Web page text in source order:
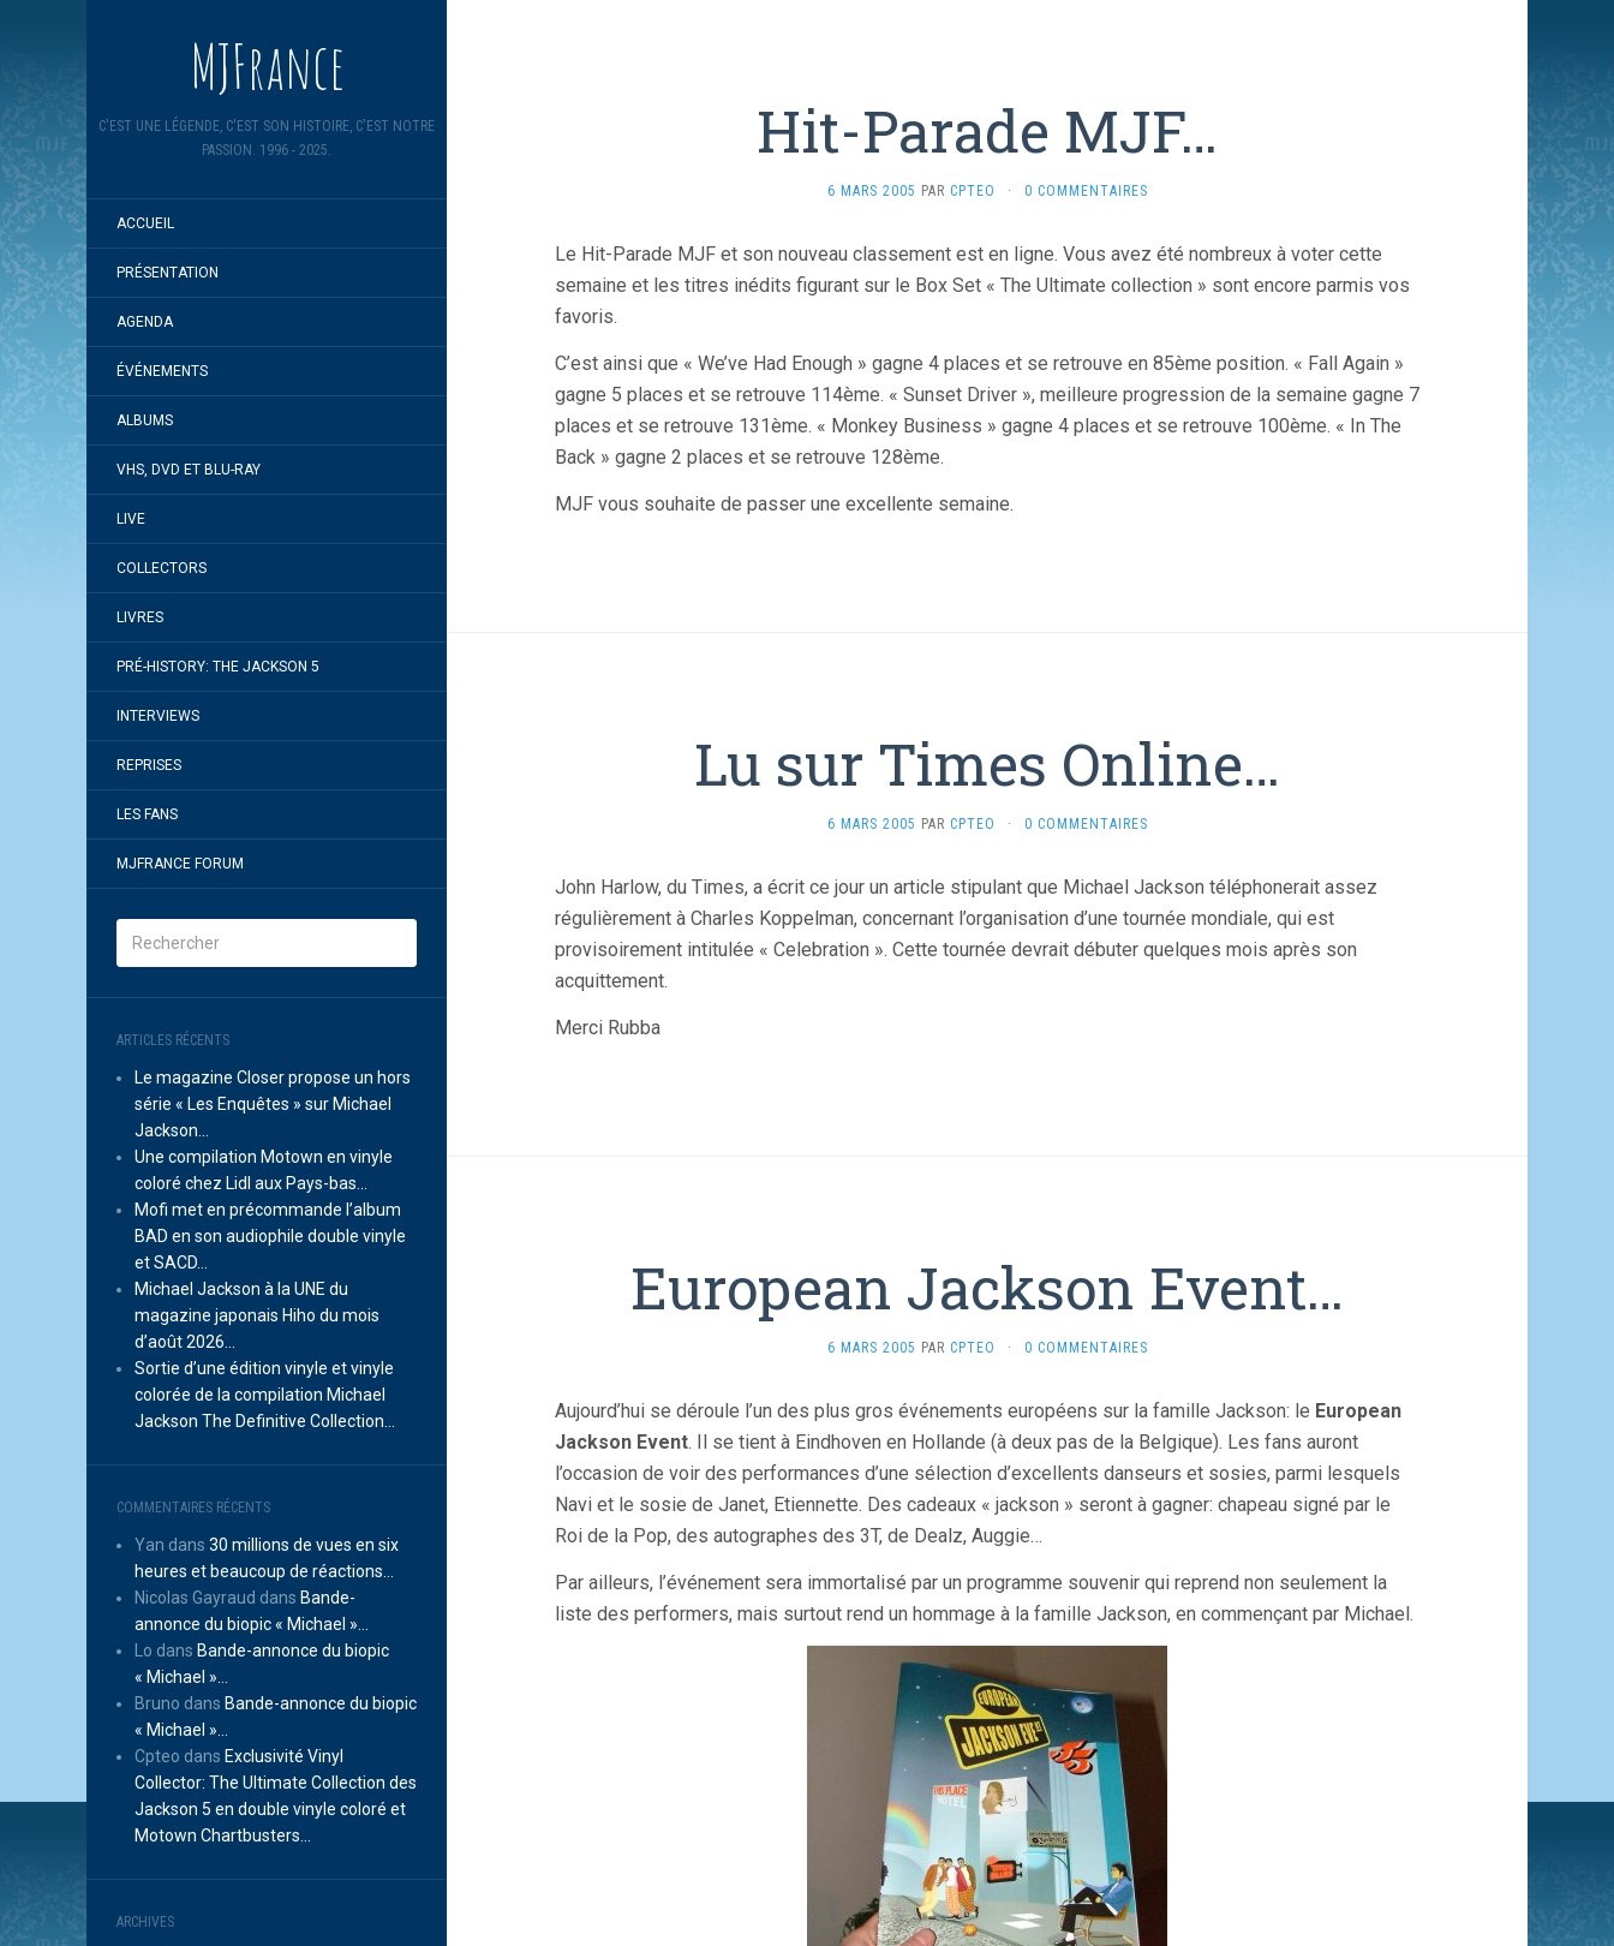
MJFrance
C'EST UNE LÉGENDE, C'EST SON HISTOIRE, C'EST NOTRE
PASSION. 1996 - 2025.
ACCUEIL
PRÉSENTATION
AGENDA
ÉVÉNEMENTS
ALBUMS
VHS, DVD ET BLU-RAY
LIVE
COLLECTORS
LIVRES
PRÉ-HISTORY: THE JACKSON 5
INTERVIEWS
REPRISES
LES FANS
MJFRANCE FORUM
ARTICLES RÉCENTS
Le magazine Closer propose un hors
série « Les Enquêtes » sur Michael
Jackson…
Une compilation Motown en vinyle
coloré chez Lidl aux Pays-bas…
Mofi met en précommande l’album
BAD en son audiophile double vinyle
et SACD…
Michael Jackson à la UNE du
magazine japonais Hiho du mois
d’août 2026…
Sortie d’une édition vinyle et vinyle
colorée de la compilation Michael
Jackson The Definitive Collection…
COMMENTAIRES RÉCENTS
Yan dans 30 millions de vues en six
heures et beaucoup de réactions…
Nicolas Gayraud dans Bande-
annonce du biopic « Michael »…
Lo dans Bande-annonce du biopic
« Michael »…
Bruno dans Bande-annonce du biopic
« Michael »…
Cpteo dans Exclusivité Vinyl
Collector: The Ultimate Collection des
Jackson 5 en double vinyle coloré et
Motown Chartbusters…
ARCHIVES
Hit-Parade MJF…
6 MARS 2005 PAR CPTEO · 0 COMMENTAIRES
Le Hit-Parade MJF et son nouveau classement est en ligne. Vous avez été nombreux à voter cette
semaine et les titres inédits figurant sur le Box Set « The Ultimate collection » sont encore parmis vos
favoris.
C’est ainsi que « We’ve Had Enough » gagne 4 places et se retrouve en 85ème position. « Fall Again »
gagne 5 places et se retrouve 114ème. « Sunset Driver », meilleure progression de la semaine gagne 7
places et se retrouve 131ème. « Monkey Business » gagne 4 places et se retrouve 100ème. « In The
Back » gagne 2 places et se retrouve 128ème.
MJF vous souhaite de passer une excellente semaine.
Lu sur Times Online…
6 MARS 2005 PAR CPTEO · 0 COMMENTAIRES
John Harlow, du Times, a écrit ce jour un article stipulant que Michael Jackson téléphonerait assez
régulièrement à Charles Koppelman, concernant l’organisation d’une tournée mondiale, qui est
provisoirement intitulée « Celebration ». Cette tournée devrait débuter quelques mois après son
acquittement.
Merci Rubba
European Jackson Event…
6 MARS 2005 PAR CPTEO · 0 COMMENTAIRES
Aujourd’hui se déroule l’un des plus gros événements européens sur la famille Jackson: le European
Jackson Event. Il se tient à Eindhoven en Hollande (à deux pas de la Belgique). Les fans auront
l’occasion de voir des performances d’une sélection d’excellents danseurs et sosies, parmi lesquels
Navi et le sosie de Janet, Etiennette. Des cadeaux « jackson » seront à gagner: chapeau signé par le
Roi de la Pop, des autographes des 3T, de Dealz, Auggie…
Par ailleurs, l’événement sera immortalisé par un programme souvenir qui reprend non seulement la
liste des performers, mais surtout rend un hommage à la famille Jackson, en commençant par Michael.